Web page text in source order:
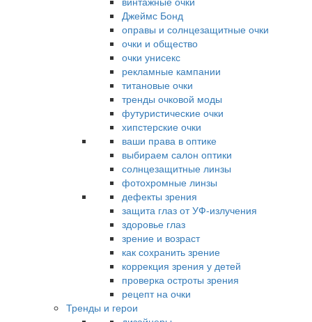
Джеймс Бонд
оправы и солнцезащитные очки
очки и общество
очки унисекс
рекламные кампании
титановые очки
тренды очковой моды
футуристические очки
хипстерские очки
ваши права в оптике
выбираем салон оптики
солнцезащитные линзы
фотохромные линзы
дефекты зрения
защита глаз от УФ-излучения
здоровье глаз
зрение и возраст
как сохранить зрение
коррекция зрения у детей
проверка остроты зрения
рецепт на очки
Тренды и герои